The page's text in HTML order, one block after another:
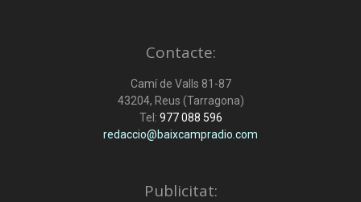
Contacte:
Camí de Valls 81-87
43204, Reus (Tarragona)
Tel: 977 088 596
redaccio@baixcampradio.com
Publicitat: